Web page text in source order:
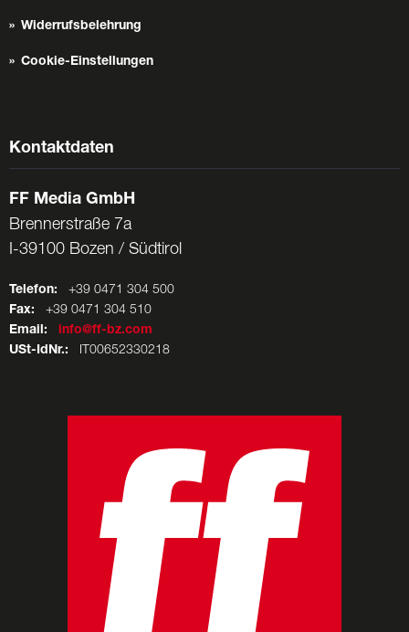
Widerrufsbelehrung
Cookie-Einstellungen
Kontaktdaten
FF Media GmbH
Brennerstraße 7a
I-39100 Bozen / Südtirol
Telefon: +39 0471 304 500
Fax: +39 0471 304 510
Email:
info@ff-bz.com
USt-IdNr.: IT00652330218